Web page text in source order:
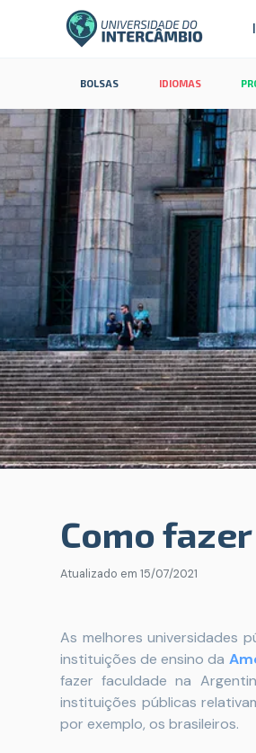
BOLSAS IDIOMAS
Como
Atualizado em 15/07/2021
As melhores universidades
instituições de ensino da
fazer faculdade na
instituições públicas
por exemplo, os brasileiros.